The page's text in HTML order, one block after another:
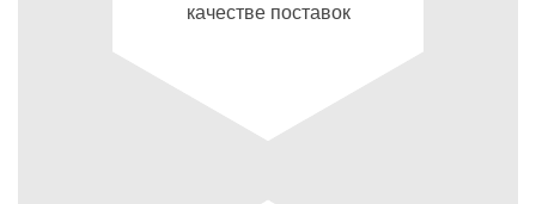
качестве поставок